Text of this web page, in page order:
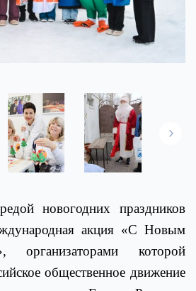
новогодних праздников
акция «С Новым
организаторами которой
общественное движение